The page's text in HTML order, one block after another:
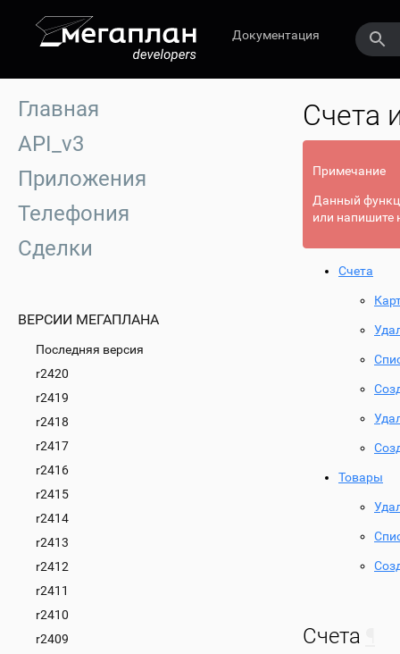
Документация
Главная
API_v3
Приложения
Телефония
Сделки
ВЕРСИИ МЕГАПЛАНА
Последняя версия
r2420
r2419
r2418
r2417
r2416
r2415
r2414
r2413
r2412
r2411
r2410
r2409
Счета
Примечание
Данный
или напишите
Счета
Товары
Счета